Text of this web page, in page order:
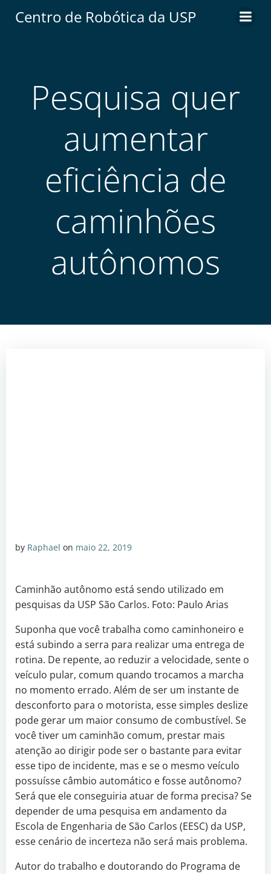
Centro de Robótica da USP
Pesquisa quer
aumentar
eficiência de
caminhões
autônomos
by Raphael on maio 22, 2019
Caminhão autônomo está sendo utilizado em
pesquisas da USP São Carlos. Foto: Paulo Arias
Suponha que você trabalha como caminhoneiro e
está subindo a serra para realizar uma entrega de
rotina. De repente, ao reduzir a velocidade, sente o
veículo pular, comum quando trocamos a marcha
no momento errado. Além de ser um instante de
desconforto para o motorista, esse simples deslize
pode gerar um maior consumo de combustível. Se
você tiver um caminhão comum, prestar mais
atenção ao dirigir pode ser o bastante para evitar
esse tipo de incidente, mas e se o mesmo veículo
possuísse câmbio automático e fosse autônomo?
Será que ele conseguiria atuar de forma precisa? Se
depender de uma pesquisa em andamento da
Escola de Engenharia de São Carlos (EESC) da USP,
esse cenário de incerteza não será mais problema.
Autor do trabalho e doutorando do Programa de